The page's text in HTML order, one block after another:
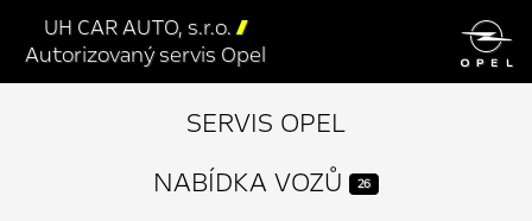

UH CAR AUTO, s.r.o. 
Autorizovaný servis Opel
SERVIS OPEL
NABÍDKA VOZŮ 26